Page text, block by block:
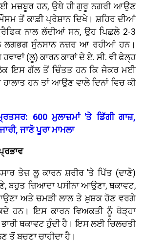
ਮਜ਼ਬੂਰ ਹਨ, ਉਥੇ ਹੀ ਗੁਰੂ ਨਗਰੀ ਆਉਣ
ਤੋਂ ਕਾਫ਼ੀ ਪ੍ਰੇਸ਼ਾਨ ਦਿਖੇ। ਸ਼ਹਿਰ ਦੀਆਂ
ਨਾਲ ਲੱਦੀਆਂ ਸਨ, ਉਹ ਪਿਛਲੇ 2-3
ਲਗਭਗ ਸੁੰਨਸਾਨ ਨਜ਼ਰ ਆ ਰਹੀਆਂ ਹਨ।
(ਲੂ) ਕਾਰਨ ਕਾਰਾਂ ਦੇ ਏ. ਸੀ. ਵੀ ਫੇਲ੍ਹ
ਇਸ ਗੱਲ ਤੋਂ ਚਿੰਤਤ ਹਨ ਕਿ ਜੇਕਰ ਮਈ
ਹਾਲਾਤ ਹਨ ਤਾਂ ਆਉਣ ਵਾਲੇ ਦਿਨਾਂ ਵਿਚ ਕੀ
600 ਮੁਲਾਜ਼ਮਾਂ 'ਤੇ ਡਿੱਗੀ ਗਾਜ਼,
ਜਾਣੋ ਪੂਰਾ ਮਾਮਲਾ
ਤੇਜ਼ ਲੂ ਕਾਰਨ ਸ਼ਰੀਰ ’ਤੇ ਪਿੱਤ (ਦਾਣੇ)
ਬਹੁਤ ਜ਼ਿਆਦਾ ਪਸੀਨਾ ਆਉਣਾ, ਥਕਾਵਟ,
ਅਤੇ ਚਮੜੀ ਲਾਲ ਤੇ ਖ਼ੁਸ਼ਕ ਹੋਣ ਵਰਗੇ
ਹਨ। ਇਸ ਕਾਰਨ ਵਿਅਕਤੀ ਨੂੰ ਥੋੜ੍ਹਾ
ਭਾਰੀ ਥਕਾਵਟ ਹੁੰਦੀ ਹੈ। ਇਸ ਲਈ ਚਿਲਚਤੀ
ਤੋਂ ਬਚਣਾ ਚਾਹੀਦਾ ਹੈ।